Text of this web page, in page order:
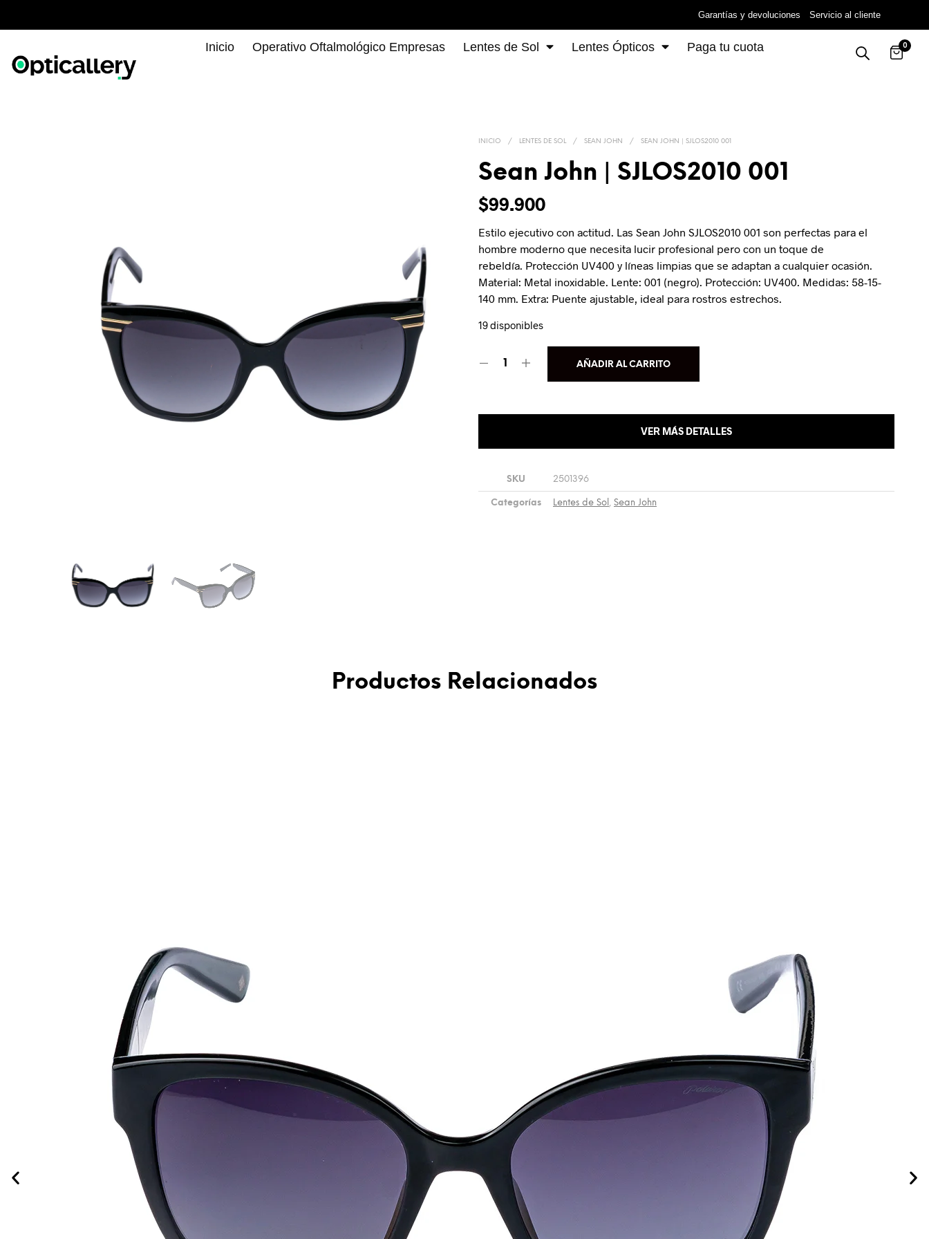
Garantías y devoluciones Servicio al cliente
Inicio Operativo Oftalmológico Empresas Lentes de Sol Lentes Ópticos Paga tu cuota 0
INICIO / LENTES DE SOL / SEAN JOHN / SEAN JOHN | SJLOS2010 001
Sean John | SJLOS2010 001
$99.900
Estilo ejecutivo con actitud. Las Sean John SJLOS2010 001 son perfectas para el
hombre moderno que necesita lucir profesional pero con un toque de
rebeldía. Protección UV400 y líneas limpias que se adaptan a cualquier ocasión.
Material: Metal inoxidable. Lente: 001 (negro). Protección: UV400. Medidas: 58-15-
140 mm. Extra: Puente ajustable, ideal para rostros estrechos.
19 disponibles
AÑADIR AL CARRITO
VER MÁS DETALLES
SKU 2501396
Categorías Lentes de Sol Sean John
Productos Relacionados